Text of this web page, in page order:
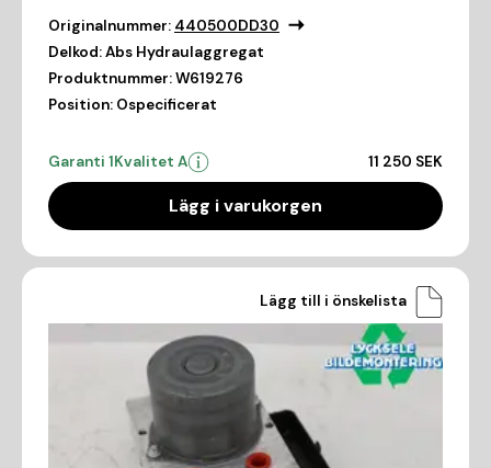
Originalnummer: 440500DD30
Delkod:Abs Hydraulaggregat
Produktnummer:W619276
Position: Ospecificerat
Garanti 1Kvalitet A 11 250 SEK
Lägg i varukorgen
Lägg till i önskelista